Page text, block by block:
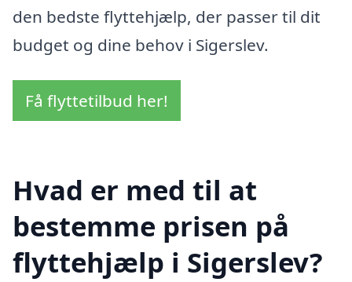
den bedste flyttehjælp, der passer til dit
budget og dine behov i Sigerslev.
Få flyttetilbud her!
Hvad er med til at
bestemme prisen på
flyttehjælp i Sigerslev?